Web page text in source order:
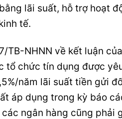
lãi suất, hỗ trợ hoạt
tế.
TB-NHNN về kết luận
tổ chức tín dụng được
năm lãi suất tiền gửi
áp dụng trong kỳ báo
ngân hàng cũng phải